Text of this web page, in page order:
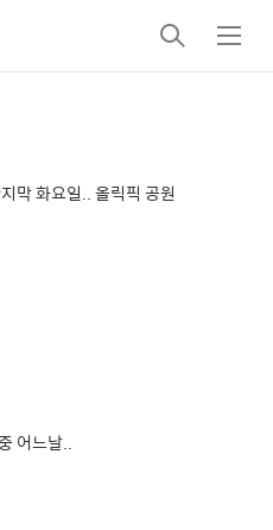
검
색
메
뉴
막 화요일.. 올릭픽 공원
어느날..